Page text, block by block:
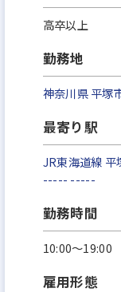
高卒以上
勤務地
神奈川県平塚
最寄り駅
JR東海道線 平
----- -----
勤務時間
10:00～19:00
雇用形態